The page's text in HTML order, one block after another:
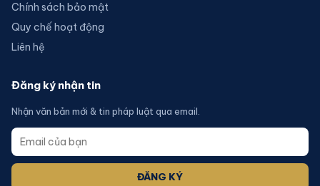
Chính sách bảo mật
Quy chế hoạt động
Liên hệ
Đăng ký nhận tin
Nhận văn bản mới & tin pháp luật qua email.
ĐĂNG KÝ